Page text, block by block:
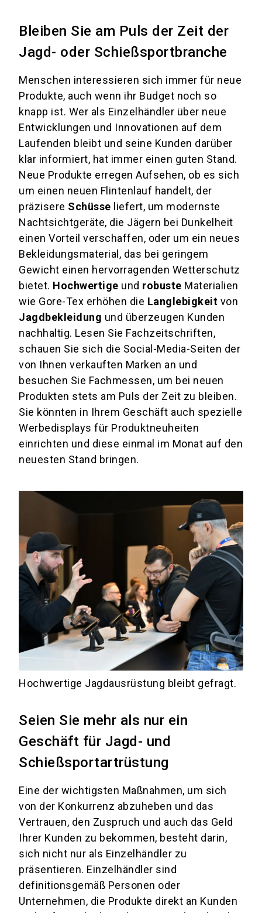
Bleiben Sie am Puls der Zeit der
Jagd- oder Schießsportbranche
Menschen interessieren sich immer für neue
Produkte, auch wenn ihr Budget noch so
knapp ist. Wer als Einzelhändler über neue
Entwicklungen und Innovationen auf dem
Laufenden bleibt und seine Kunden darüber
klar informiert, hat immer einen guten Stand.
Neue Produkte erregen Aufsehen, ob es sich
um einen neuen Flintenlauf handelt, der
präzisere Schüsse liefert, um modernste
Nachtsichtgeräte, die Jägern bei Dunkelheit
einen Vorteil verschaffen, oder um ein neues
Bekleidungsmaterial, das bei geringem
Gewicht einen hervorragenden Wetterschutz
bietet. Hochwertige und robuste Materialien
wie Gore-Tex erhöhen die Langlebigkeit von
Jagdbekleidung und überzeugen Kunden
nachhaltig. Lesen Sie Fachzeitschriften,
schauen Sie sich die Social-Media-Seiten der
von Ihnen verkauften Marken an und
besuchen Sie Fachmessen, um bei neuen
Produkten stets am Puls der Zeit zu bleiben.
Sie könnten in Ihrem Geschäft auch spezielle
Werbedisplays für Produktneuheiten
einrichten und diese einmal im Monat auf den
neuesten Stand bringen.
Hochwertige Jagdausrüstung bleibt gefragt.
Seien Sie mehr als nur ein
Geschäft für Jagd- und
Schießsportartrüstung
Eine der wichtigsten Maßnahmen, um sich
von der Konkurrenz abzuheben und das
Vertrauen, den Zuspruch und auch das Geld
Ihrer Kunden zu bekommen, besteht darin,
sich nicht nur als Einzelhändler zu
präsentieren. Einzelhändler sind
definitionsgemäß Personen oder
Unternehmen, die Produkte direkt an Kunden